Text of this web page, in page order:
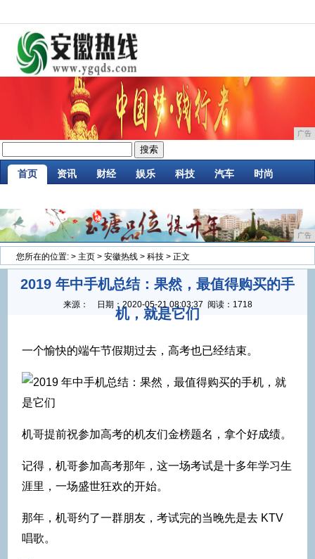
广告
首页 资讯 财经 娱乐 科技 汽车 时尚
广告
您所在的位置: > 主页 > 安徽热线 > 科技 > 正文
2019 年中手机总结：果然，最值得购买的手
机，就是它们
来源： 日期： 2020-05-21 08:03:37 阅读：1718
一个愉快的端午节假期过去，高考也已经结束。
机哥提前祝参加高考的机友们金榜题名，拿个好成绩。
记得，机哥参加高考那年，这一场考试是十多年学习生
涯里，一场盛世狂欢的开始。
那年，机哥约了一群朋友，考试完的当晚先是去 KTV
唱歌。